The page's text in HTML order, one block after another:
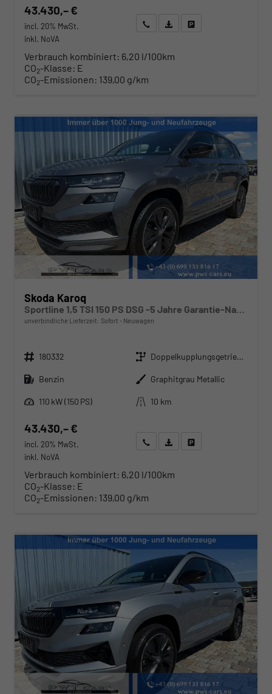
43.430,– €
incl. 20% MwSt.
inkl. NoVA
Wir rufen Sie anAngebot drucken (PDF)
Verbrauch kombiniert: 6,20 l/100km
CO2-Klasse: E
CO2-Emissionen: 139,00 g/km
Skoda Karoq
Sportline 1,5 TSI 150 PS DSG -5 Jahre Garantie-Navi-4x Sitzheizung-Canton Sound-Anhängerkupplung-LED-Matrix-AppleCarPlay-Android-Auto-ACC-Kessy-2-Zonen-Klimaautomatik-18''Alu-Sofort
unverbindliche Lieferzeit: Sofort Neuwagen
Fahrzeugnr. 180332 Getriebe
Doppelkupplungsgetriebe (DSG)
Kraftstoff Benzin Außenfarbe Graphitgrau Metallic
Leistung
110 kW (150 PS) Kilometerstand 10 km
43.430,– €
incl. 20% MwSt.
inkl. NoVA
Wir rufen Sie anAngebot drucken (PDF)
Verbrauch kombiniert: 6,20 l/100km
CO2-Klasse: E
CO2-Emissionen: 139,00 g/km